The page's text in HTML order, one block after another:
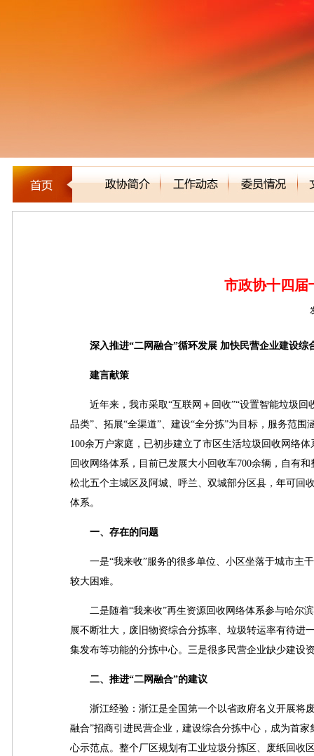
市政协十四届
深入推进“二网融合”循环发展 加快民营企业建设综
建言献策
近年来，我市采取“互联网＋回收”“设置智能垃圾回
品类”、拓展“全渠道”、建设“全分拣”为目标，服务范
100余万户家庭，已初步建立了市区生活垃圾回收网络
回收网络体系，目前已发展大小回收车700余辆，自有
松北五个主城区及阿城、呼兰、双城部分区县，年可回
体系。
一、存在的问题
一是“我来收”服务的很多单位、小区坐落于城市主
较大困难。
二是随着“我来收”再生资源回收网络体系参与哈尔
展不断壮大，废旧物资综合分拣率、垃圾转运率有待进
集发布等功能的分拣中心。三是很多民营企业缺少建设
二、推进“二网融合”的建议
浙江经验：浙江是全国第一个以省政府名义开展将废
融合”招商引进民营企业，建设综合分拣中心，成为首
心示范点。整个厂区规划有工业垃圾分拣区、废纸回收